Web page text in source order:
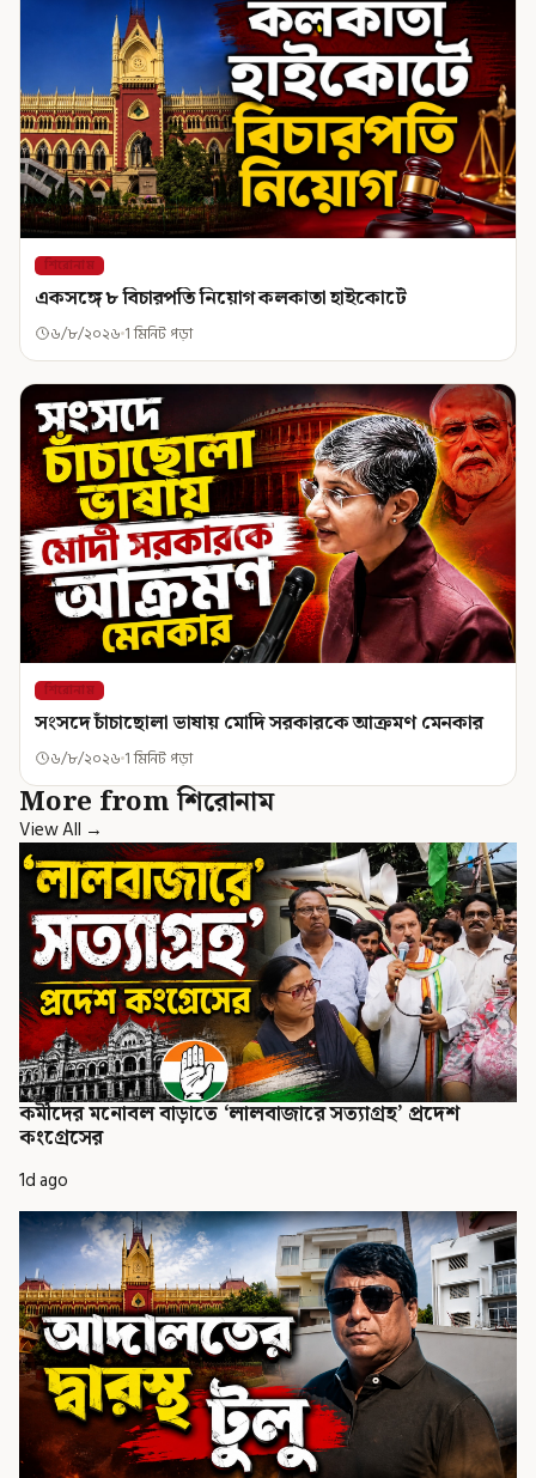
শিরোনাম
একসঙ্গে ৮ বিচারপতি নিয়োগ কলকাতা হাইকোর্টে
৬/৮/২০২৬ 1 মিনিট পড়া
শিরোনাম
সংসদে চাঁচাছোলা ভাষায় মোদি সরকারকে আক্রমণ মেনকার
৬/৮/২০২৬ 1 মিনিট পড়া
More from শিরোনাম
View All →
কর্মীদের মনোবল বাড়াতে ‘লালবাজারে সত্যাগ্রহ’ প্রদেশ
কংগ্রেসের
1d ago